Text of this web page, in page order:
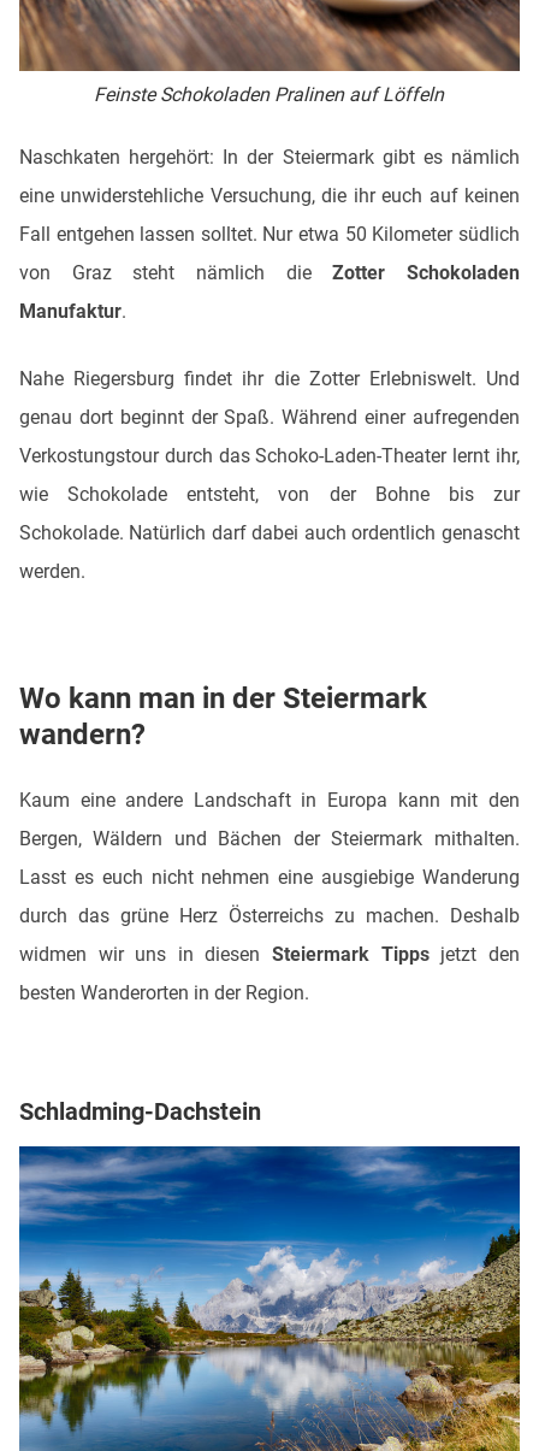
Feinste Schokoladen Pralinen auf Löffeln
Naschkaten hergehört: In der Steiermark gibt es nämlich
eine unwiderstehliche Versuchung, die ihr euch auf keinen
Fall entgehen lassen solltet. Nur etwa 50 Kilometer südlich
von Graz steht nämlich dieZotter Schokoladen
Manufaktur.
Nahe Riegersburg findet ihr die Zotter Erlebniswelt. Und
genau dort beginnt der Spaß. Während einer aufregenden
Verkostungstour durch das Schoko-Laden-Theater lernt ihr,
wie Schokolade entsteht, von der Bohne bis zur
Schokolade. Natürlich darf dabei auch ordentlich genascht
werden.
Wo kann man in der Steiermark
wandern?
Kaum eine andere Landschaft in Europa kann mit den
Bergen, Wäldern und Bächen der Steiermark mithalten.
Lasst es euch nicht nehmen eine ausgiebige Wanderung
durch das grüne Herz Österreichs zu machen. Deshalb
widmen wir uns in diesenSteiermark Tippsjetzt den
besten Wanderorten in der Region.
Schladming-Dachstein